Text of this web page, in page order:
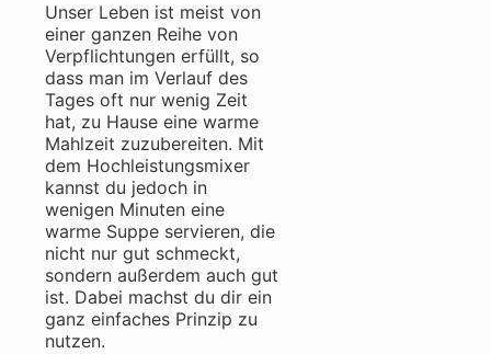
Unser Leben ist meist von
einer ganzen Reihe von
Verpflichtungen erfüllt, so
dass man im Verlauf des
Tages oft nur wenig Zeit
hat, zu Hause eine warme
Mahlzeit zuzubereiten. Mit
dem Hochleistungsmixer
kannst du jedoch in
wenigen Minuten eine
warme Suppe servieren, die
nicht nur gut schmeckt,
sondern außerdem auch gut
ist. Dabei machst du dir ein
ganz einfaches Prinzip zu
nutzen.